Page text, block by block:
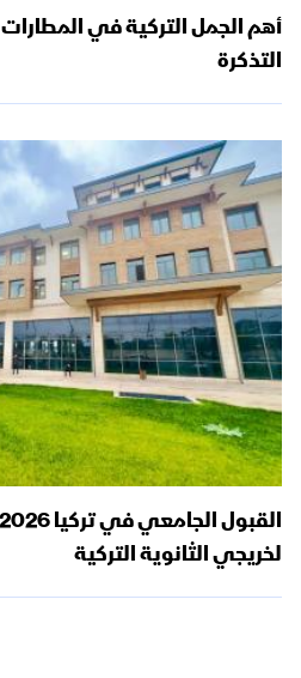
التذكرة
لخريجي الثانوية التركية